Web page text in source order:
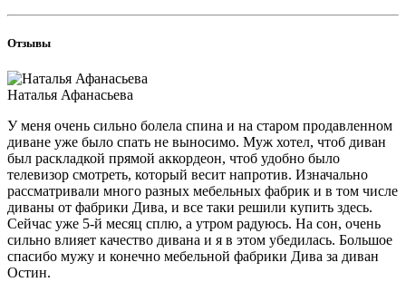
Отзывы
Наталья Афанасьева
У меня очень сильно болела спина и на старом продавленном
диване уже было спать не выносимо. Муж хотел, чтоб диван
был раскладкой прямой аккордеон, чтоб удобно было
телевизор смотреть, который весит напротив. Изначально
рассматривали много разных мебельных фабрик и в том числе
диваны от фабрики Дива, и все таки решили купить здесь.
Сейчас уже 5-й месяц сплю, а утром радуюсь. На сон, очень
сильно влияет качество дивана и я в этом убедилась. Большое
спасибо мужу и конечно мебельной фабрики Дива за диван
Остин.